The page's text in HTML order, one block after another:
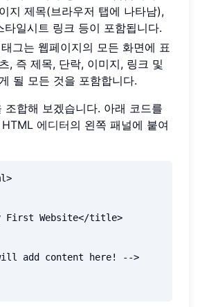
지 제목(브라우저 탭에 나타남),
타일시트 링크 등이 포함됩니다.
그는 웹페이지의 모든 화면에 표
, 즉 제목, 단락, 이미지, 링크 및
될 모든 것을 포함합니다.
조합해 보겠습니다. 아래 코드를
에디터의 왼쪽 패널에 붙여
First Website</title>
add content here! -->